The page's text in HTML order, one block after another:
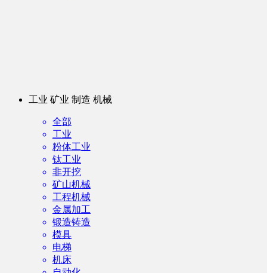
工业 矿业 制造 机械
全部
工业
粉体工业
钛工业
非开挖
矿山机械
工程机械
金属加工
锻造铸造
模具
电梯
机床